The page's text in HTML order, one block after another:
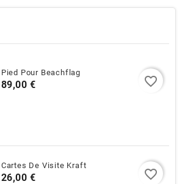
Pied Pour Beachflag
89,00 €Prix favorite_border
Cartes De Visite Kraft
26,00 €Prix favorite_border